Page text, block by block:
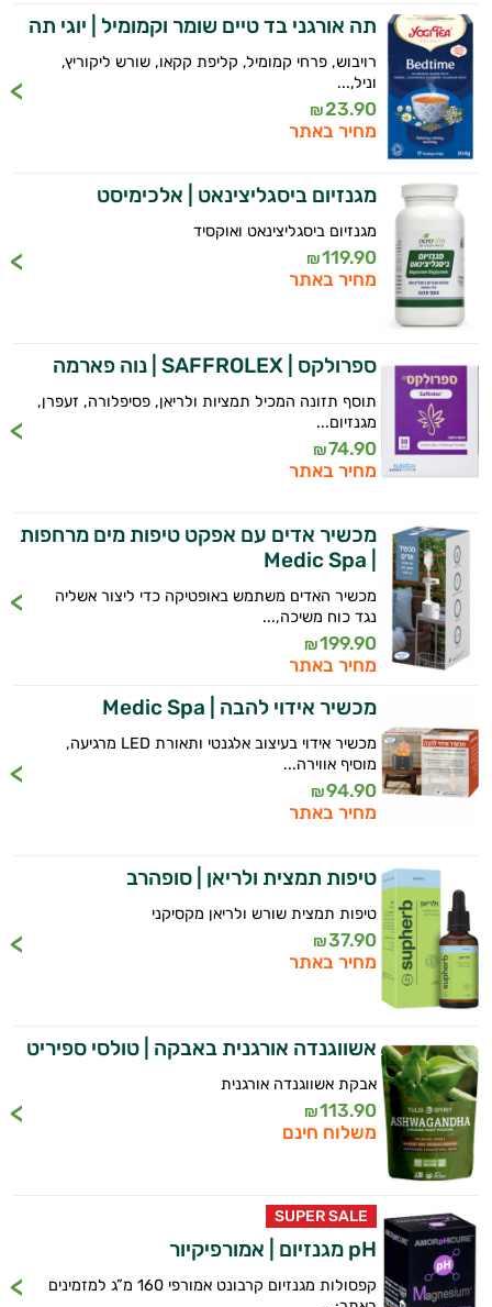
תה אורגני בד טיים שומר וקמומיל | יוגי תה
רויבוש, פרחי קמומיל, קליפת קקאו, שורש ליקוריץ,
וניל,...
23.90
₪
מחיר באתר
מגנזיום ביסגליצינאט | אלכימיסט
מגנזיום ביסגליצינאט ואוקסיד
119.90
₪
מחיר באתר
ספרולקס | SAFFROLEX | נוה פארמה
תוסף תזונה המכיל תמציות ולריאן, פסיפלורה, זעפרן,
מגנזיום...
74.90
₪
מחיר באתר
מכשיר אדים עם אפקט טיפות מים מרחפות
מכשיר האדים משתמש באופטיקה כדי ליצור אשליה
נגד כוח משיכה,...
199.90
₪
מחיר באתר
מכשיר אידוי להבה | Medic Spa
מכשיר אידוי בעיצוב אלגנטי ותאורת LED מרגיעה,
מוסיף אווירה...
94.90
₪
מחיר באתר
טיפות תמצית ולריאן | סופהרב
טיפות תמצית שורש ולריאן מקסיקני
37.90
₪
מחיר באתר
אשווגנדה אורגנית באבקה | טולסי ספיריט
אבקת אשווגנדה אורגנית
113.90
₪
משלוח חינם
SUPER SALE
pH מגנזיום | אמורפיקיור
קפסולות מגנזיום קרבונט אמורפי 160 מ”ג למזמינים
היי,
אני יועץ הבריאות האישי AI של טבע בריא.
וספרות מקצועית בתחומי הרפואה הטבעית
ותזונת הספורט.
אני כאן כדי לעזור לך להתאים את תוספי
התזונה ומוצרי הבריאות המדויקים למטרות
ולמצב הגופני שלך, ולהסביר לך אילו רכיבים
יום וגם בתחום הכושר והספורט.
המטרה שלי היא להתאים עבורך המלצות
אישיות מבוססות מדעית.
זה הזמן להתחיל. איך אוכל לעזור?